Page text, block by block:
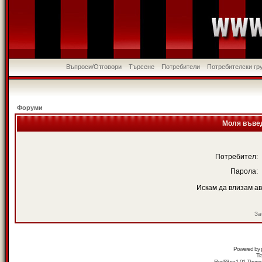
Въпроси/Отговори Търсене Потребители Потребителски
Форуми
Моля
Потребител:
Парола:
Искам да влизам
Powered by